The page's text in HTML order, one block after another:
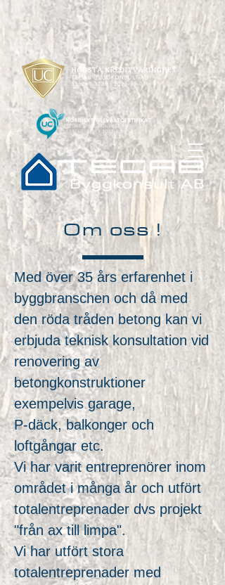
Om oss !
Med över 35 års erfarenhet i
byggbranschen och då med
den röda tråden betong kan vi
erbjuda teknisk konsultation vid
renovering av
betongkonstruktioner
exempelvis garage,
P-däck, balkonger och
loftgångar etc.
Vi har varit entreprenörer inom
området i många år och utfört
totalentreprenader dvs projekt
"från ax till limpa".
Vi har utfört stora
totalentreprenader med